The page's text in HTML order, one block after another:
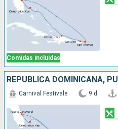
Comidas incluidas
Carnival Festivale 9 d